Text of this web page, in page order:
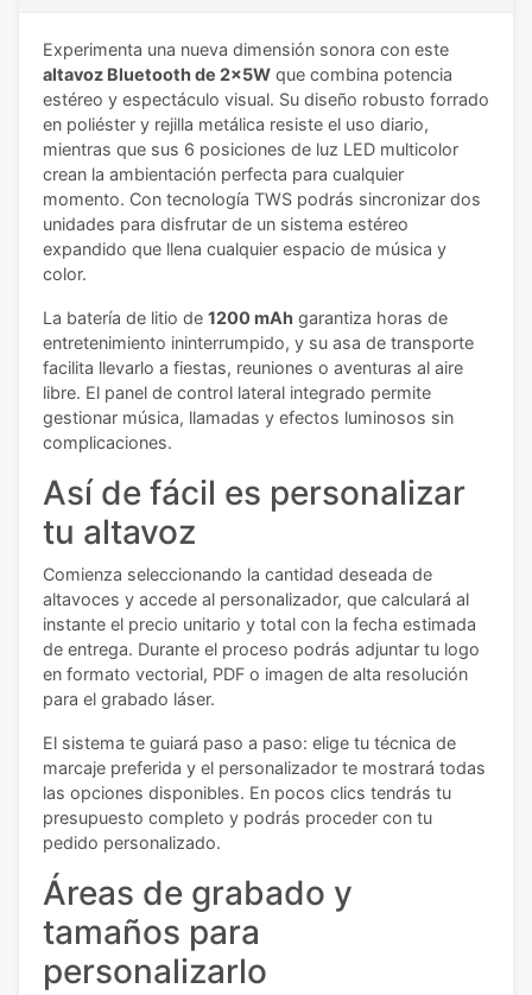
Experimenta una nueva dimensión sonora con este
altavoz Bluetooth de 2x5W que combina potencia
estéreo y espectáculo visual. Su diseño robusto forrado
en poliéster y rejilla metálica resiste el uso diario,
mientras que sus 6 posiciones de luz LED multicolor
crean la ambientación perfecta para cualquier
momento. Con tecnología TWS podrás sincronizar dos
unidades para disfrutar de un sistema estéreo
expandido que llena cualquier espacio de música y
color.
La batería de litio de 1200 mAh garantiza horas de
entretenimiento ininterrumpido, y su asa de transporte
facilita llevarlo a fiestas, reuniones o aventuras al aire
libre. El panel de control lateral integrado permite
gestionar música, llamadas y efectos luminosos sin
complicaciones.
Así de fácil es personalizar
tu altavoz
Comienza seleccionando la cantidad deseada de
altavoces y accede al personalizador, que calculará al
instante el precio unitario y total con la fecha estimada
de entrega. Durante el proceso podrás adjuntar tu logo
en formato vectorial, PDF o imagen de alta resolución
para el grabado láser.
El sistema te guiará paso a paso: elige tu técnica de
marcaje preferida y el personalizador te mostrará todas
las opciones disponibles. En pocos clics tendrás tu
presupuesto completo y podrás proceder con tu
pedido personalizado.
Áreas de grabado y
tamaños para
personalizarlo